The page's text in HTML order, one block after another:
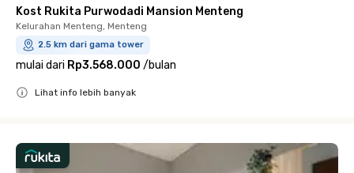
Kost Rukita Purwodadi Mansion Menteng
Kelurahan Menteng, Menteng
2.5 km dari gama tower
mulai dari Rp3.568.000 /bulan
Lihat info lebih banyak